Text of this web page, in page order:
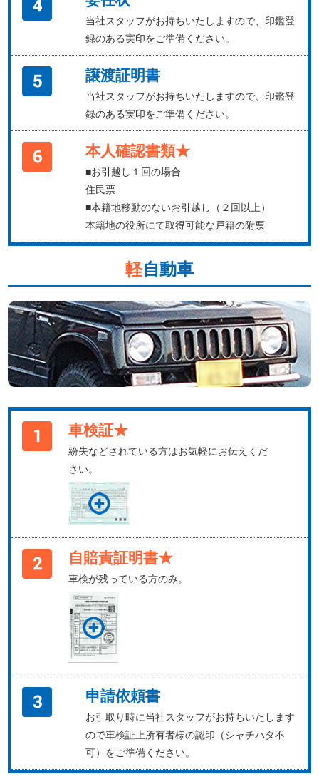
当社スタッフがお持ちいたしますので、印鑑登
録のある実印をご準備ください。
譲渡証明書
当社スタッフがお持ちいたしますので、印鑑登
録のある実印をご準備ください。
本人確認書類★
■お引越し１回の場合
住民票
■本籍地移動のないお引越し（２回以上）
本籍地の役所にて取得可能な戸籍の附票
軽自動車
車検証★
紛失などされている方はお気軽にお伝えくだ
さい。
自賠責証明書★
車検が残っている方のみ。
申請依頼書
お引取り時に当社スタッフがお持ちいたします
ので車検証上所有者様の認印（シャチハタ不
可）をご準備ください。